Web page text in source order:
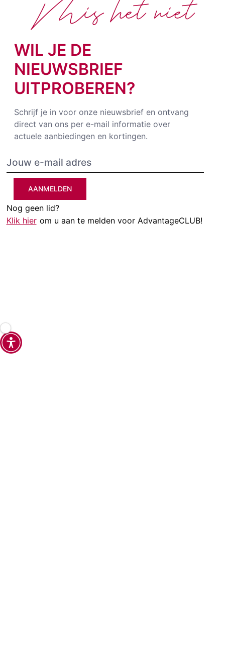
WIL JE DE
NIEUWSBRIEF
UITPROBEREN?
Schrijf je in voor onze nieuwsbrief en ontvang
direct van ons per e-mail informatie over
actuele aanbiedingen en kortingen.
AANMELDEN
Nog geen lid?
Klik hier om u aan te melden voor AdvantageCLUB!